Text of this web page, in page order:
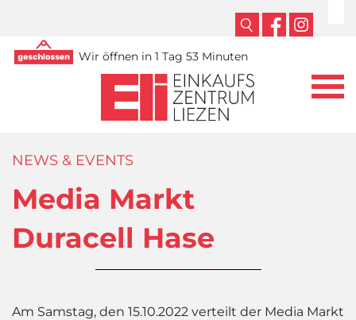
Wir öffnen in 1 Tag 53 Minuten
NEWS & EVENTS
Media Markt
Duracell Hase
Am Samstag, den 15.10.2022 verteilt der Media Markt